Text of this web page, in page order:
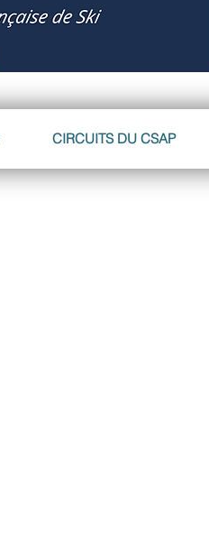
CIRCUITS DU CSAP